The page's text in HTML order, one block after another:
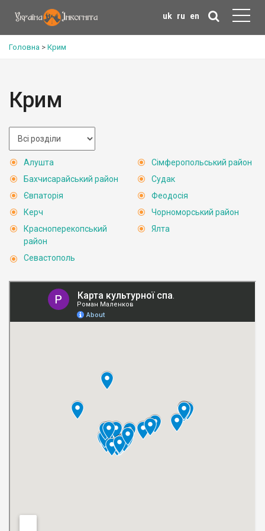
uk ru en
Головна > Крим
Крим
Алушта
Бахчисарайський район
Євпаторія
Керч
Красноперекопський
район
Севастополь
Сімферопольський район
Судак
Феодосія
Чорноморський район
Ялта